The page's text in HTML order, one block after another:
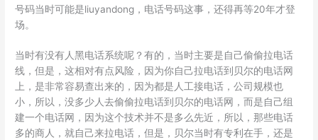
号码当时可能是liuyandong，电话号码这事，还得再等20年才登
场。
当时有没有人黑电话系统呢？有的，当时主要是自己偷偷拉电话
线，但是，这相对有点风险，因为你自己拉电话到贝尔的电话网
上，是非常容易查出来的，因为都是人工接电话，公司规模也
小，所以，没多少人去偷偷拉电话到贝尔的电话网，而是自己组
建一个电话网，因为这个技术并不是多么先近，所以，那些电话
多的商人，就自己来拉电话，但是，贝尔当时有专利在手，还是